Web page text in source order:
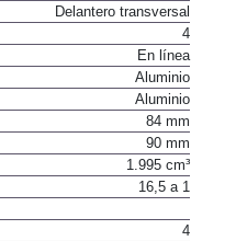
Delantero transversal
4
En línea
Aluminio
Aluminio
84 mm
90 mm
1.995 cm³
16,5 a 1
4